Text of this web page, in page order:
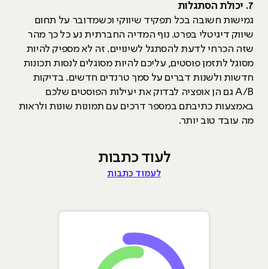
7. יכולת הסתגלות
גמישות חשובה בכל תפקיד שיווקי וכשמדובר על תחום
שיווק דיגיטלי בפרט. נוף המדיה החברתית נע כל כך מהר
שזה הכרחי לדעת להסתגל לשינויים. זה לא מספיק להיות
מסוגל לתזמן פוסטים, עליכם להיות מסוגלים לנסות תכונות
חדשות ולשנות דברים על סמך טרנדים חדשים. בדיקות
A/B גם הן אופציה לבדוק את יעילות הפוסטים שלכם
באמצעות כתיבתם במספר דרכים עם תמונות שונות ולראות
מה עובד טוב יותר.
לעוד כתבות
לעמוד כתבות